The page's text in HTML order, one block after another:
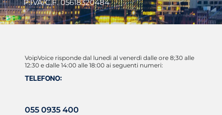
P.IVA/C.F. 05618320484
VoipVoice risponde dal lunedì al venerdì dalle ore 8;30 alle
12:30 e dalle 14:00 alle 18:00 ai seguenti numeri:
TELEFONO:
055 0935 400